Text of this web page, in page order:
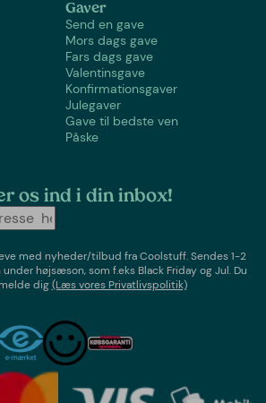
Gaver
Send en gave
Mors dags gave
Fars dags gave
Valentinsgave
Konfirmationsgaver
Julegaver
Gave til bedste ven
Påske
os ind i din inbox!
med nyheder/tilbud fraCoolstuff. Sendes 1-2
højsæson, som f.eks Black Friday og Jul. Du
dig(Læs vores Privatlivspolitik)